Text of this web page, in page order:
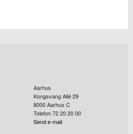
Aarhus
Kongsvang Allé 29
8000Aarhus C
Telefon 72 20 20 00
Send e-mail